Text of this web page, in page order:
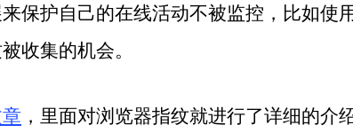
保护自己的在线活动不被监控，比如使
收集的机会。
，里面对浏览器指纹就进行了详细的介